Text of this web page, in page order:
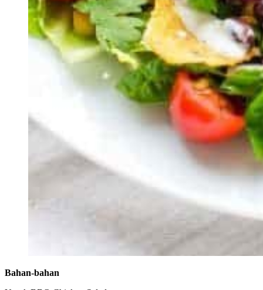
Bahan-bahan